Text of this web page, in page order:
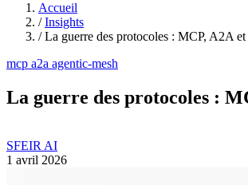
Accueil
/ Insights
/ La guerre des protocoles : MCP, A2A
mcp a2a agentic-mesh
La guerre des protocoles :
SFEIR AI
1 avril 2026